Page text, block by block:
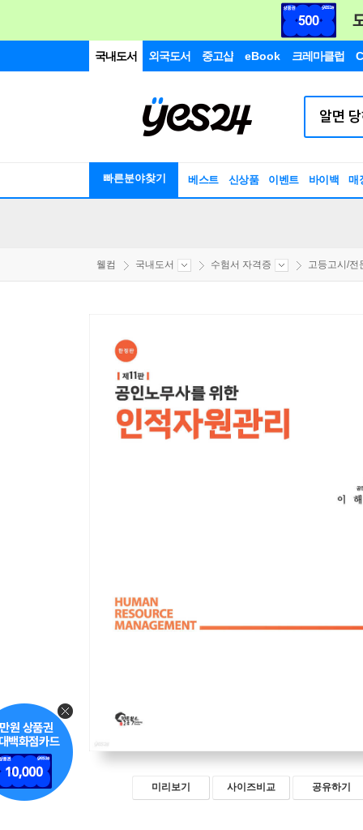
국내도서 외국도서 중고샵 eBook 크레마클럽
빠른분야찾기 베스트 신상품 이벤트 바이백 매
웰컴 국내도서 수험서 자격증 고등고시/전
미리보기 사이즈비교 공유하기